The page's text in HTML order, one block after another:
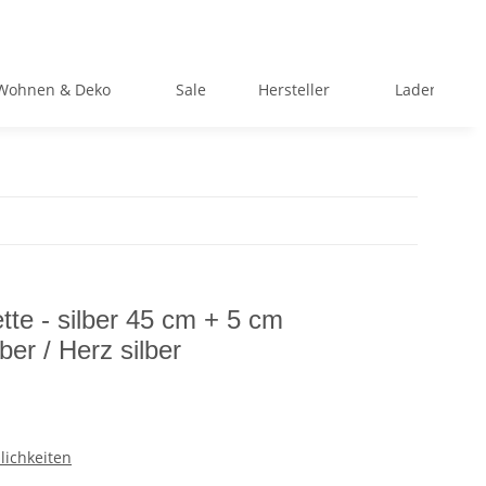
& Deko Sale Hersteller
- silber 45 cm + 5 cm
/ Herz silber